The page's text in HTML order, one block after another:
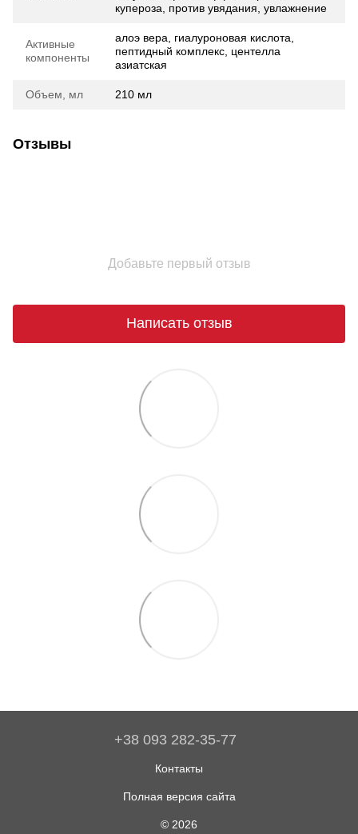
купероза, против увядания, увлажнение
Активные
компоненты
алоэ вера, гиалуроновая кислота,
пептидный комплекс, центелла
азиатская
Объем, мл 210 мл
Отзывы
Добавьте первый отзыв
Написать отзыв
+38 093 282-35-77
Контакты
Полная версия сайта
© 2026